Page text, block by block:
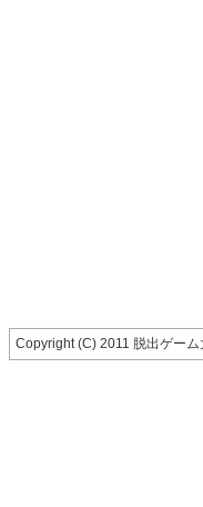
Copyright (C) 2011 脱出ゲー